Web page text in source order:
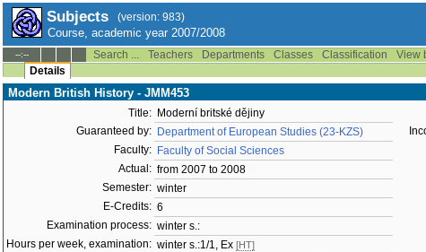
Subjects (version: 983)
Course, academic year 2007/2008
--:-- Search ... Teachers Departments Classes Classification View
Details
Modern British History - JMM453
Title: Moderní britské dějiny
Guaranteed by: Department of European Studies (23-KZS)
Faculty: Faculty of Social Sciences
Actual: from 2007 to 2008
Semester: winter
E-Credits: 6
Examination process: winter s.:
Hours per week, examination: winter s.:1/1, Ex [HT]